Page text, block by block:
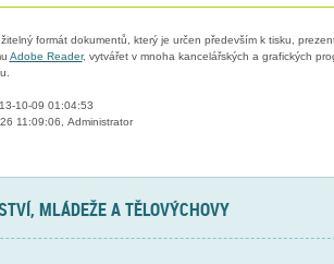
formát dokumentů, který je určen především k tisku,
Adobe Reader, vytvářet v mnoha kancelářských a grafických
10-09 01:04:53
11:09:06, Administrator
MLÁDEŽE A TĚLOVÝCHOVY